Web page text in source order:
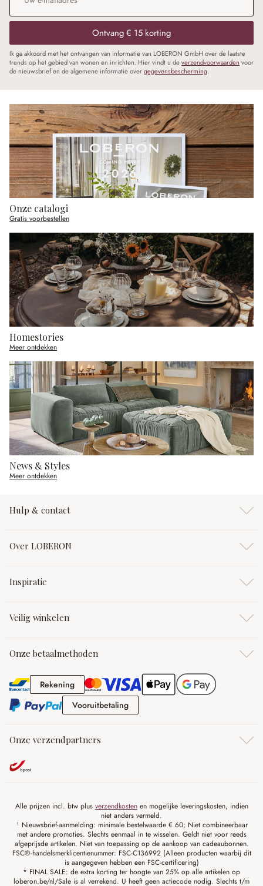
Ontvang € 15 korting
Ik ga akkoord met het ontvangen van informatie van LOBERON GmbH over de laatste
trends op het gebied van wonen en inrichten. Hier vindt u deverzendvoorwaarden voor
de nieuwsbrief en de algemene informatie overgegevensbescherming.
Onze catalogi
Gratis voorbestellen
Homestories
Meer ontdekken
News & Styles
Meer ontdekken
Hulp & contact
Over LOBERON
Inspiratie
Veilig winkelen
Onze betaalmethoden
RekeningRekening
VooruitbetalingVooruitbetaling
Onze verzendpartners
Alle prijzen incl. btw plus verzendkostenen mogelijke leveringskosten, indien
niet anders vermeld.
¹ Nieuwsbrief-aanmelding: minimale bestelwaarde € 60; Niet combineerbaar
met andere promoties. Slechts eenmaal in te wisselen. Geldt niet voor reeds
afgeprijsde artikelen. Niet van toepassing op de aankoop van cadeaubonnen.
FSC®-handelsmerklicentienummer: FSC-C136992 (Alleen producten waarbij dit
is aangegeven hebben een FSC-certificering)
* FINAL SALE: de extra korting ter hoogte van 25% op alle artikelen op
loberon.be/nl/Sale is al verrekend. U heeft geen actiecode nodig. Slechts t/m